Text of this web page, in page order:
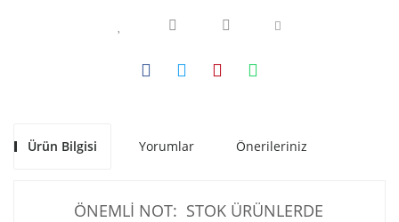
Ürün Bilgisi Yorumlar Önerileriniz
ÖNEMLİ NOT: STOK ÜRÜNLERDE